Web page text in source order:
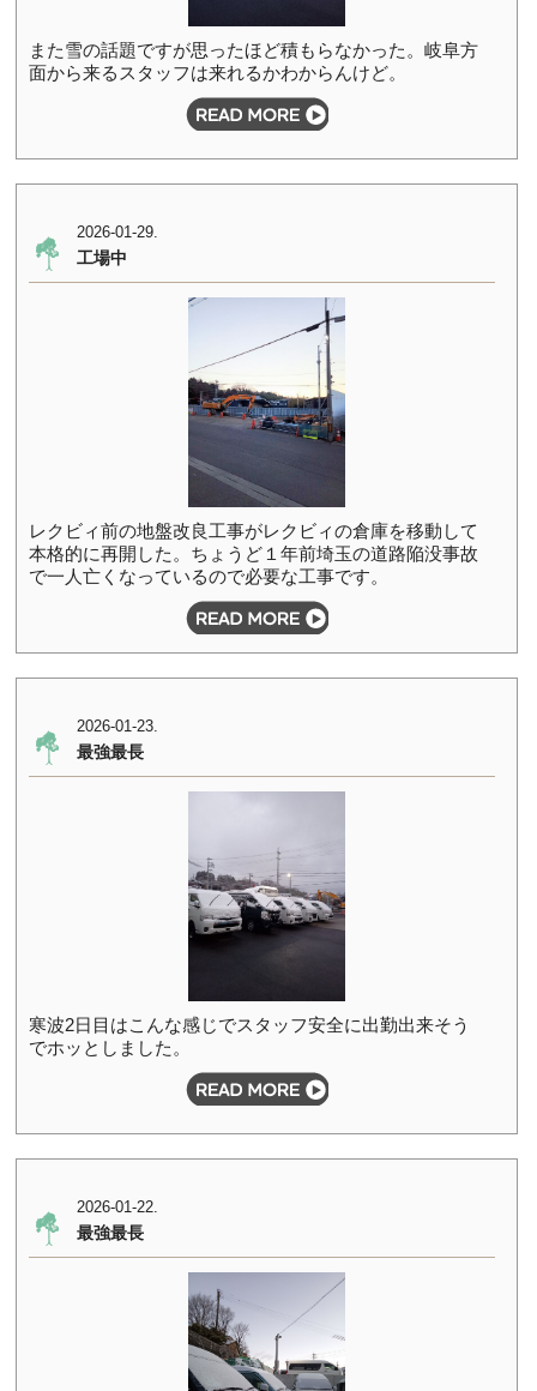
また雪の話題ですが思ったほど積もらなかった。岐阜方
面から来るスタッフは来れるかわからんけど。
2026-01-29.
工場中
レクビィ前の地盤改良工事がレクビィの倉庫を移動して
本格的に再開した。ちょうど１年前埼玉の道路陥没事故
で一人亡くなっているので必要な工事です。
2026-01-23.
最強最長
寒波2日目はこんな感じでスタッフ安全に出勤出来そう
でホッとしました。
2026-01-22.
最強最長